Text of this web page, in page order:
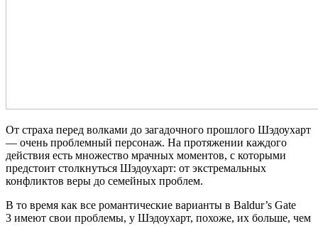
От страха перед волками до загадочного прошлого Шэдоухарт
— очень проблемный персонаж. На протяжении каждого
действия есть множество мрачных моментов, с которыми
предстоит столкнуться Шэдоухарт: от экстремальных
конфликтов веры до семейных проблем.
В то время как все романтические варианты в Baldur’s Gate
3 имеют свои проблемы, у Шэдоухарт, похоже, их больше, чем